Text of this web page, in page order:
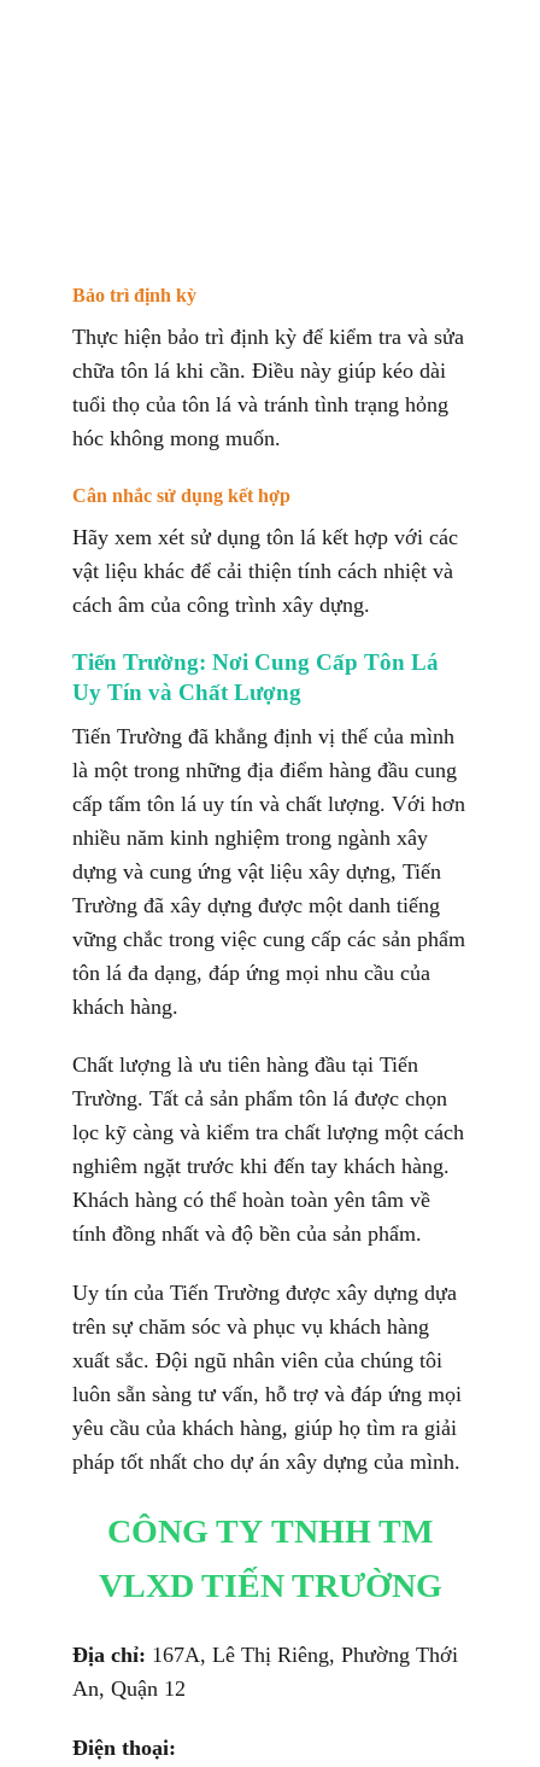
Bảo trì định kỳ
Thực hiện bảo trì định kỳ để kiểm tra và sửa
chữa tôn lá khi cần. Điều này giúp kéo dài
tuổi thọ của tôn lá và tránh tình trạng hỏng
hóc không mong muốn.
Cân nhắc sử dụng kết hợp
Hãy xem xét sử dụng tôn lá kết hợp với các
vật liệu khác để cải thiện tính cách nhiệt và
cách âm của công trình xây dựng.
Tiến Trường: Nơi Cung Cấp Tôn Lá
Uy Tín và Chất Lượng
Tiến Trường đã khẳng định vị thế của mình
là một trong những địa điểm hàng đầu cung
cấp tấm tôn lá uy tín và chất lượng. Với hơn
nhiều năm kinh nghiệm trong ngành xây
dựng và cung ứng vật liệu xây dựng, Tiến
Trường đã xây dựng được một danh tiếng
vững chắc trong việc cung cấp các sản phẩm
tôn lá đa dạng, đáp ứng mọi nhu cầu của
khách hàng.
Chất lượng là ưu tiên hàng đầu tại Tiến
Trường. Tất cả sản phẩm tôn lá được chọn
lọc kỹ càng và kiểm tra chất lượng một cách
nghiêm ngặt trước khi đến tay khách hàng.
Khách hàng có thể hoàn toàn yên tâm về
tính đồng nhất và độ bền của sản phẩm.
Uy tín của Tiến Trường được xây dựng dựa
trên sự chăm sóc và phục vụ khách hàng
xuất sắc. Đội ngũ nhân viên của chúng tôi
luôn sẵn sàng tư vấn, hỗ trợ và đáp ứng mọi
yêu cầu của khách hàng, giúp họ tìm ra giải
pháp tốt nhất cho dự án xây dựng của mình.
CÔNG TY TNHH TM
VLXD TIẾN TRƯỜNG
Địa chỉ: 167A, Lê Thị Riêng, Phường Thới
An, Quận 12
Điện thoại: